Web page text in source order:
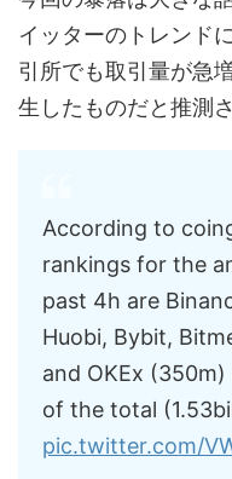
イッターのトレンド
引所でも取引量が急
生したものだと推測
According to
rankings for the
past 4h are
Huobi, Bybit,
and OKEx
of the total
pic.twitter.com/